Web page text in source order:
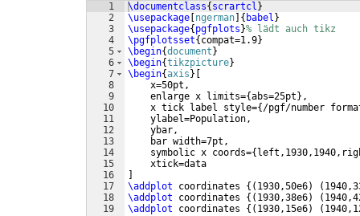
1
2
3
4
5
6
7
8
9
10
11
12
13
14
15
16
17
18
19
\documentclass{ scrartcl }
\usepackage ngerman { babel }
\usepackage{ pgfplots }% lädt auch tikz
\pgfplotsset{ compat=1.9}
\begin{document }
\begin{tikzpicture}
\begin{axis }
    x=50pt,
    enlarge x limits=
{abs=25pt } ,
    x tick label style=
{ /pgf/number
    ylabel=Population,
    ybar,
    bar width=7pt,
    symbolic x coords=
{
    xtick=data
\addplot coordinates {( 1930,50e6) (
\addplot coordinates {( 1930,38e6) (
\addplot coordinates {( 1930,15e6) (